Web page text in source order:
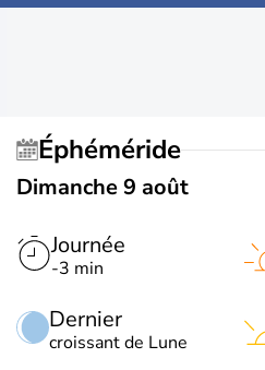
Éphéméride
Dimanche 9 août
Journée
-3 min
Dernier
croissant de Lune